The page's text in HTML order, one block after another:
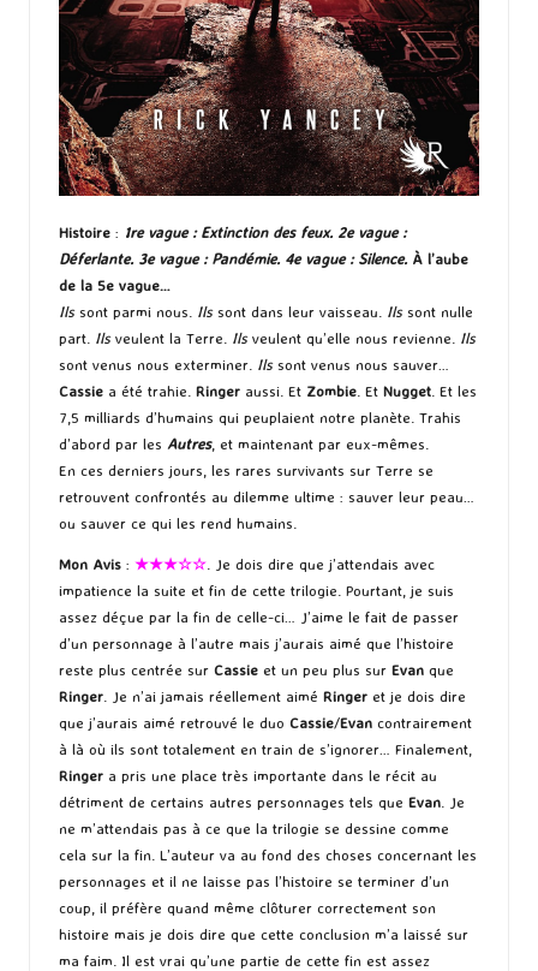
Histoire : 1re vague : Extinction des feux. 2e vague :
Déferlante. 3e vague : Pandémie. 4e vague : Silence. À l’aube
de la 5e vague…
Ilssont parmi nous. Ilssont dans leur vaisseau. Ilssont nulle
part. Ilsveulent la Terre. Ilsveulent qu’elle nous revienne. Ils
sont venus nous exterminer. Ilssont venus nous sauver…
Cassie a été trahie. Ringer aussi. Et Zombie . Et Nugget . Et les
7,5 milliards d’humains qui peuplaient notre planète. Trahis
d’abord par les Autres, et maintenant par eux-mêmes.
En ces derniers jours, les rares survivants sur Terre se
retrouvent confrontés au dilemme ultime : sauver leur peau…
ou sauver ce qui les rend humains.
Mon Avis : ★★★☆☆ . Je dois dire que j’attendais avec
impatience la suite et fin de cette trilogie. Pourtant, je suis
assez déçue par la fin de celle-ci… J’aime le fait de passer
d’un personnage à l’autre mais j’aurais aimé que l’histoire
reste plus centrée sur Cassie et un peu plus sur Evan que
Ringer . Je n’ai jamais réellement aimé Ringer et je dois dire
que j’aurais aimé retrouvé le duo Cassie/Evan contrairement
à là où ils sont totalement en train de s’ignorer… Finalement,
Ringer a pris une place très importante dans le récit au
détriment de certains autres personnages tels que Evan . Je
ne m’attendais pas à ce que la trilogie se dessine comme
cela sur la fin. L’auteur va au fond des choses concernant les
personnages et il ne laisse pas l’histoire se terminer d’un
coup, il préfère quand même clôturer correctement son
histoire mais je dois dire que cette conclusion m’a laissé sur
ma faim. Il est vrai qu’une partie de cette fin est assez